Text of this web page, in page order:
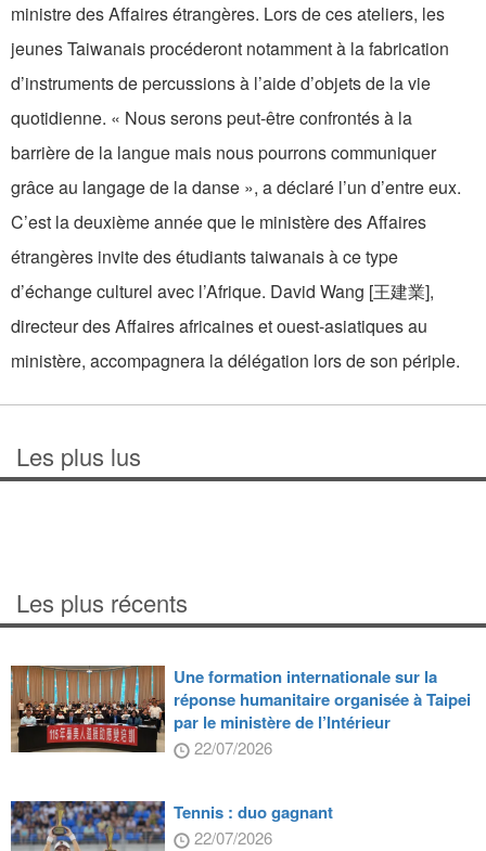
ministre des Affaires étrangères. Lors de ces ateliers, les
jeunes Taiwanais procéderont notamment à la fabrication
d’instruments de percussions à l’aide d’objets de la vie
quotidienne. « Nous serons peut-être confrontés à la
barrière de la langue mais nous pourrons communiquer
grâce au langage de la danse », a déclaré l’un d’entre eux.
C’est la deuxième année que le ministère des Affaires
étrangères invite des étudiants taiwanais à ce type
d’échange culturel avec l’Afrique. David Wang [王建業],
directeur des Affaires africaines et ouest-asiatiques au
ministère, accompagnera la délégation lors de son périple.
Les plus lus
Les plus récents
Une formation internationale sur la
réponse humanitaire organisée à Taipei
par le ministère de l’Intérieur
22/07/2026
Tennis : duo gagnant
22/07/2026